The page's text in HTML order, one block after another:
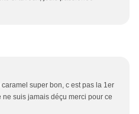
super bon, c est pas la 1er
ne suis jamais déçu merci pour ce